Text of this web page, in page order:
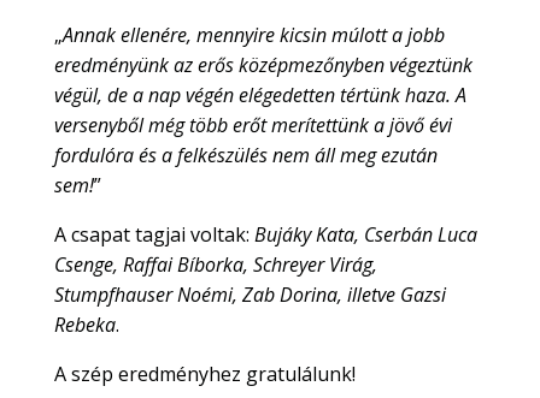
„Annak ellenére, mennyire kicsin múlott a jobb
eredményünk az erős középmezőnyben végeztünk
végül, de a nap végén elégedetten tértünk haza. A
versenyből még több erőt merítettünk a jövő évi
fordulóra és a felkészülés nem áll meg ezután
sem!”
A csapat tagjai voltak: Bujáky Kata, Cserbán Luca
Csenge, Raffai Bíborka, Schreyer Virág,
Stumpfhauser Noémi, Zab Dorina, illetve Gazsi
Rebeka.
A szép eredményhez gratulálunk!